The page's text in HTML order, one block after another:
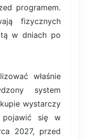
programem.
fizycznych
w dniach po
właśnie
system
wystarczy
pojawić się w
2027, przed